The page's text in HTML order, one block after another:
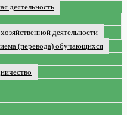
деятельность
деятельности
(перевода) обучающихся